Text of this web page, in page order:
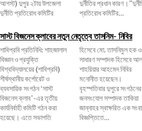
আগস্ট) দুপুর ২টায় উপজেলা
দুর্নীতি প্রতিরোধ কমিটির
দুর্নীতির প্রধান কারণ।”দুর্নীতি
প্রতিরোধ কমিটির...
সাস্ট বিজনেস ক্লাবের নতুন নেতৃত্বে তাসনিম- নিবির
শাবিপ্রবি প্রতিনিধি: শাহজালাল
বিজ্ঞান ও প্রযুক্তি
বিশ্ববিদ্যালয়ের (শাবিপ্রবি)
শীর্ষস্থানীয় কর্পোরেট ও
ব্যবসায়িক সংগঠন ‘সাস্ট
বিজনেস ক্লাব’-এর তৃতীয়
কার্যনির্বাহী কমিটি গঠন করা
হয়েছে। এতে সভাপতি
হিসেবে মো. তাসনিমুল হক ও
সাধারণ সম্পাদক হিসেবে আল
শাহরিয়ার আহমেদ নিবির
মনোনীত হয়েছেন।
বৃহস্পতিবার দুপুরে সংগঠনের
জনসংযোগ সম্পাদক তাকিয়া
জান্নাহর স্বাক্ষরিত এক সংবাদ
বিজ্ঞপ্তিতে...